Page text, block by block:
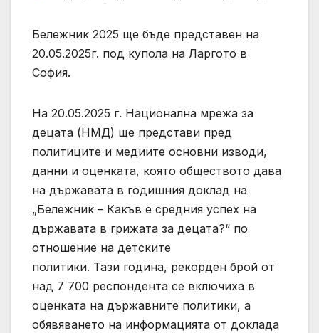
Бележник 2025 ще бъде представен на
20.05.2025г. под купола на Ларгото в
София.
На 20.05.2025 г. Национална мрежа за
децата (НМД) ще представи пред
политиците и медиите основни изводи,
данни и оценката, която обществото дава
на държавата в годишния доклад на
„Бележник – Какъв е средния успех на
държавата в грижата за децата?“ по
отношение на детските
политики. Тази година, рекорден брой от
над 7 700 респондента се включиха в
оценката на държавните политики, а
обявяването на информацията от доклада